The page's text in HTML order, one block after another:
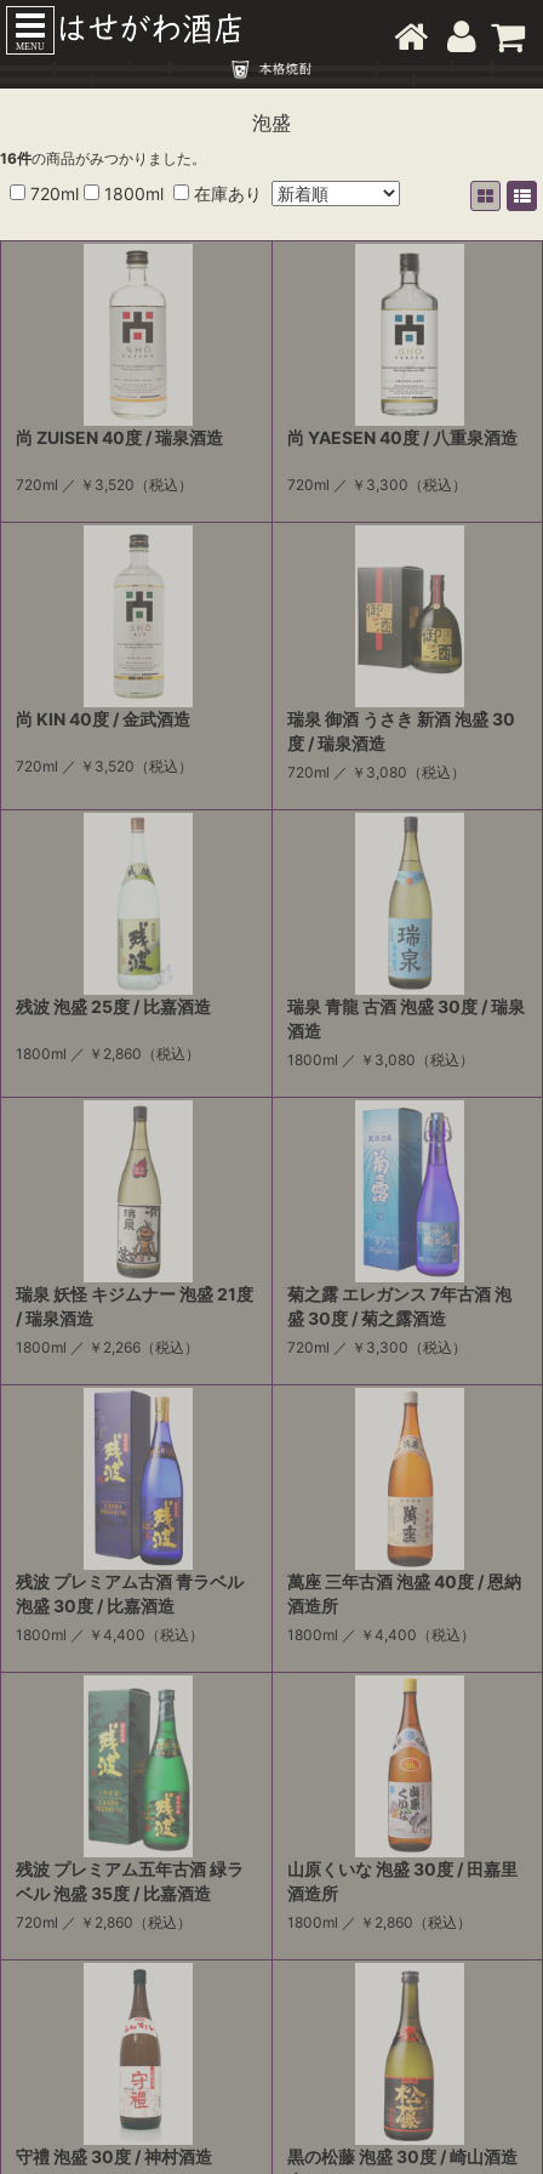
MENU
泡盛
16件の商品がみつかりました。
720ml 1800ml 在庫あり
尚 ZUISEN 40度 / 瑞泉酒造
720ml ／ ￥3,520 （税込）
尚 YAESEN 40度 / 八重泉酒造
720ml ／ ￥3,300 （税込）
尚 KIN 40度 / 金武酒造
720ml ／ ￥3,520 （税込）
瑞泉 御酒 うさき 新酒 泡盛 30
度 / 瑞泉酒造
720ml ／ ￥3,080 （税込）
残波 泡盛 25度 / 比嘉酒造
1800ml ／ ￥2,860 （税込）
瑞泉 青龍 古酒 泡盛 30度 / 瑞泉
酒造
1800ml ／ ￥3,080 （税込）
瑞泉 妖怪 キジムナー 泡盛 21度
/ 瑞泉酒造
1800ml ／ ￥2,266 （税込）
菊之露 エレガンス 7年古酒 泡
盛 30度 / 菊之露酒造
720ml ／ ￥3,300 （税込）
残波 プレミアム古酒 青ラベル
泡盛 30度 / 比嘉酒造
1800ml ／ ￥4,400 （税込）
萬座 三年古酒 泡盛 40度 / 恩納
酒造所
1800ml ／ ￥4,400 （税込）
残波 プレミアム五年古酒 緑ラ
ベル 泡盛 35度 / 比嘉酒造
720ml ／ ￥2,860 （税込）
山原くいな 泡盛 30度 / 田嘉里
酒造所
1800ml ／ ￥2,860 （税込）
守禮 泡盛 30度 / 神村酒造
黒の松藤 泡盛 30度 / 崎山酒造